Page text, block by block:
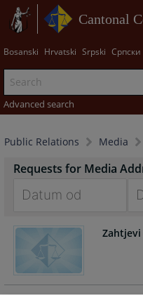
Cantonal
Bosanski Hrvatski Srpski Српски
Advanced search
Public Relations Media
Requests for Media
forward
interact
with
the
Zahtjevi